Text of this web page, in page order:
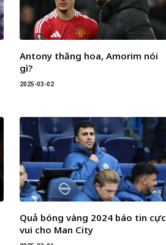
Antony thăng hoa, Amorim nói
gì?
2025-03-02
Quả bóng vàng 2024 báo tin cực
vui cho Man City